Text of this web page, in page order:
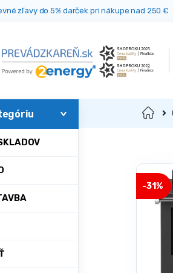
zľavy do 5% darček pri nákupe nad 250 €
Domov
-31%